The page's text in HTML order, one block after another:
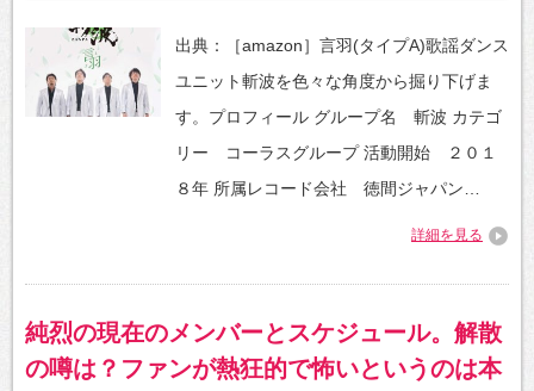
出典：［amazon］言羽(タイプA)歌謡ダンス
ユニット斬波を色々な角度から掘り下げま
す。プロフィール グループ名 斬波 カテゴ
リー コーラスグループ 活動開始 ２０１
８年 所属レコード会社 徳間ジャパン…
詳細を見る
純烈の現在のメンバーとスケジュール。解散
の噂は？ファンが熱狂的で怖いというのは本